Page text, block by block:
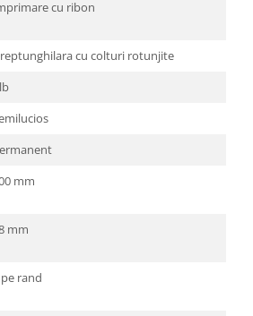
cu ribon
cu colturi rotunjite
mm
mm
rand